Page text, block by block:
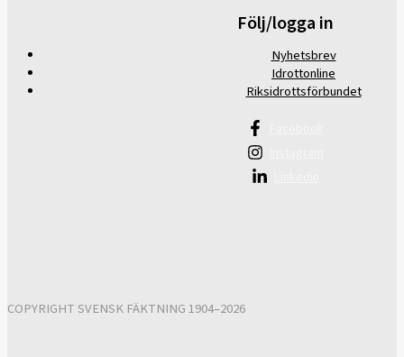
Följ/logga in
Nyhetsbrev
Idrottonline
Riksidrottsförbundet
COPYRIGHT SVENSK FÄKTNING 1904–2026